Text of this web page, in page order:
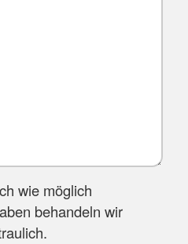
wie möglich
behandeln wir